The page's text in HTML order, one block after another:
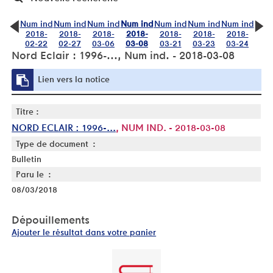
Num ind
2018-
02-22
Num ind
2018-
02-27
Num ind
2018-
03-06
Num ind
2018-
03-08
Num ind
2018-
03-21
Num ind
2018-
03-23
Num ind
2018-
03-24
Nord Eclair : 1996-..., Num ind. - 2018-03-08
Lien vers la notice
Titre :
NORD ECLAIR : 1996-..., NUM IND. - 2018-03-08
Type de document :
Bulletin
Paru le :
08/03/2018
Dépouillements
Ajouter le résultat dans votre panier